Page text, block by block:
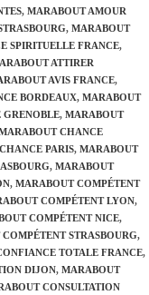
, MARABOUT AMOUR
, MARABOUT
SPIRITUELLE FRANCE,
ATTIRER
AVIS FRANCE,
BORDEAUX, MARABOUT
GRENOBLE, MARABOUT
CHANCE
PARIS, MARABOUT
, MARABOUT
, MARABOUT COMPÉTENT
COMPÉTENT LYON,
COMPÉTENT NICE,
STRASBOURG,
TOTALE FRANCE,
DIJON, MARABOUT
CONSULTATION